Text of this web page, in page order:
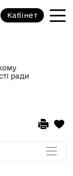
ради
Кабінет